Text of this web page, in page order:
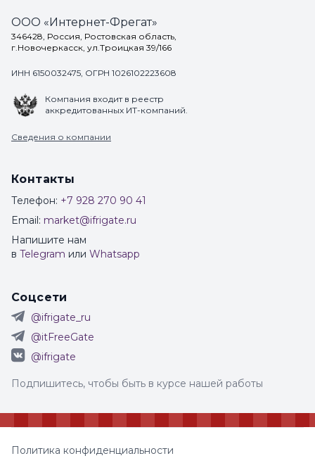
ООО «Интернет-Фрегат»
346428, Россия, Ростовская область,
г.Новочеркасск, ул.Троицкая 39/166
ИНН 6150032475, ОГРН 1026102223608
Компания входит в реестр
аккредитованных ИТ-компаний.
Сведения о компании
Контакты
Телефон: +7 928 270 90 41
Email: market@ifrigate.ru
Напишите нам
в Telegram или Whatsapp
Соцсети
@ifrigate_ru
@itFreeGate
@ifrigate
Подпишитесь, чтобы быть в курсе нашей работы
Политика конфиденциальности